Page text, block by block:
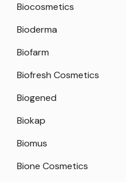
Biocosmetics
Bioderma
Biofarm
Biofresh Cosmetics
Biogened
Biokap
Biomus
Bione Cosmetics